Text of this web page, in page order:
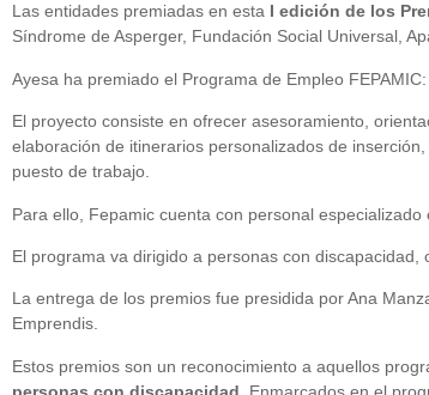
Las entidades premiadas en esta I edición de los
Síndrome de Asperger, Fundación Social Universal,
Ayesa ha premiado el Programa de Empleo
El proyecto consiste en ofrecer asesoramiento,
elaboración de itinerarios personalizados de
puesto de trabajo.
Para ello, Fepamic cuenta con personal
El programa va dirigido a personas con
La entrega de los premios fue presidida por Ana
Emprendis.
Estos premios son un reconocimiento a aquellos
personas con discapacidad. Enmarcados en el